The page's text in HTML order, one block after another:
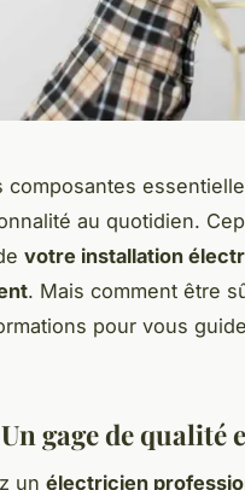
au quotidien.
votre installation
. Mais comment être
pour vous
gage de qualité
un électricien